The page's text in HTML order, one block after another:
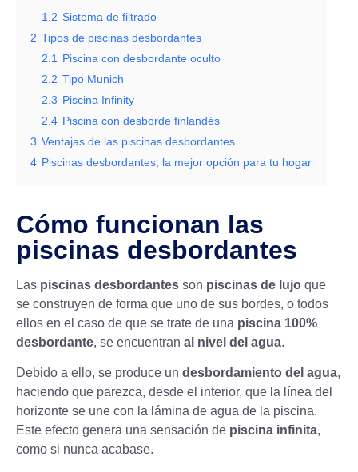
1.2 Sistema de filtrado
2 Tipos de piscinas desbordantes
2.1
Piscina con desbordante oculto
2.2 Tipo Munich
2.3 Piscina Infinity
2.4 Piscina con desborde finlandés
3 Ventajas de las piscinas desbordantes
4 Piscinas desbordantes, la mejor opción para tu hogar
Cómo funcionan las
piscinas desbordantes
Las piscinas desbordantes son piscinas de lujo que
se construyen de forma que uno de sus bordes, o todos
ellos en el caso de que se trate de una piscina 100%
desbordante, se encuentran al nivel del agua.
Debido a ello, se produce un desbordamiento del agua,
haciendo que parezca, desde el interior, que la línea del
horizonte se une con la lámina de agua de la piscina.
Este efecto genera una sensación de piscina infinita,
como si nunca acabase.